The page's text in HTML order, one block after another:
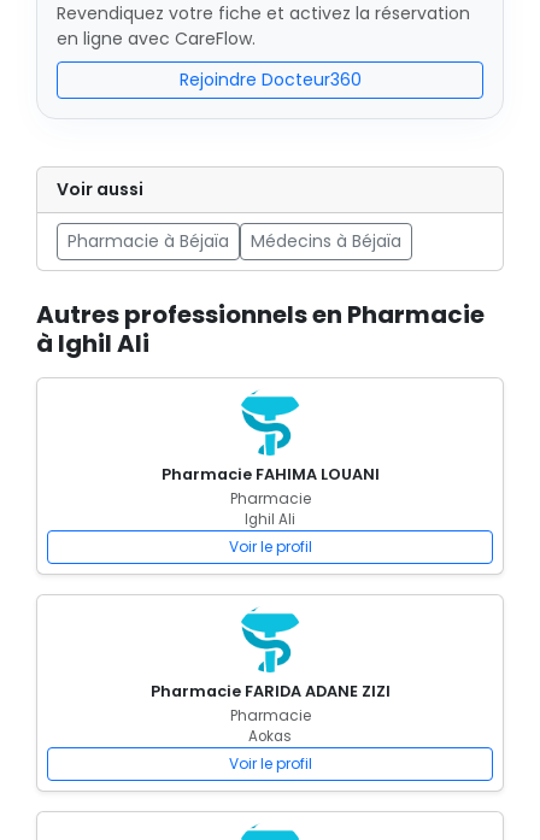
Revendiquez votre fiche et activez la réservation
en ligne avec CareFlow.
Rejoindre Docteur360
Voir aussi
Pharmacie à Béjaïa Médecins à Béjaïa
Autres professionnels en Pharmacie
à Ighil Ali
Pharmacie FAHIMA LOUANI
Pharmacie
Ighil Ali
Voir le profil
Pharmacie FARIDA ADANE ZIZI
Pharmacie
Aokas
Voir le profil